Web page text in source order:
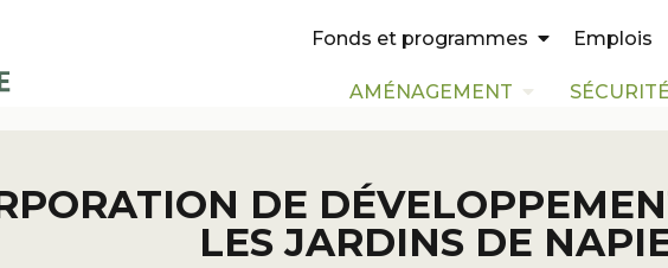
Fonds et programmes Emplois
AMÉNAGEMENT SÉCURITÉ
DE
LES JARDINS DE